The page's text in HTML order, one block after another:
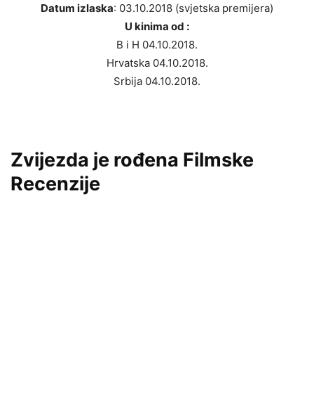
Datum izlaska: 03.10.2018 (svjetska premijera)
U kinima od :
B i H 04.10.2018.
Hrvatska 04.10.2018.
Srbija 04.10.2018.
Zvijezda je rođena Filmske
Recenzije